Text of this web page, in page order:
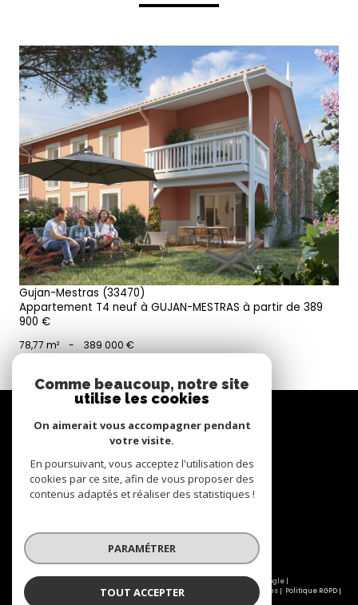
voir le bien
Gujan-Mestras (33470)
Appartement T4 neuf à GUJAN-MESTRAS à partir de 389
900 €
78,77 m² - 389 000 €
Se
connecter
espace propriétaire
Nous
© 2026 | Tous droits réservés | Traduction powered by Google |
Nos honoraires
Plan du site Mentions légales Partenaires
Politique RGPD
Comme beaucoup, notre site
utilise les cookies
On aimerait vous accompagner pendant
votre visite.
En poursuivant, vous acceptez l'utilisation des
cookies par ce site, afin de vous proposer des
contenus adaptés et réaliser des statistiques !
PARAMÉTRER
TOUT ACCEPTER